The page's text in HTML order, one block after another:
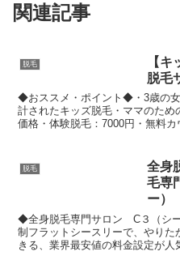
関連記事
脱毛
【
脱毛
◆おススメ・ポイント◆・3歳の
計されたキッズ脱毛・ママのた
価格・体験脱毛：7000円・無料
脱毛
全身
毛専
ー）
◆全身脱毛専門サロン C３（シ
制フラットシースリーで、やり
きる、業界最安値の料金設定が人